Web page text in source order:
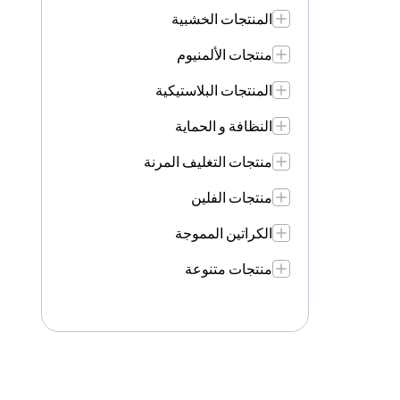
المنتجات الخشبية
منتجات الألمنيوم
المنتجات البلاستيكية
النظافة و الحماية
منتجات التغليف المرنة
منتجات الفلين
الكراتين المموجة
منتجات متنوعة